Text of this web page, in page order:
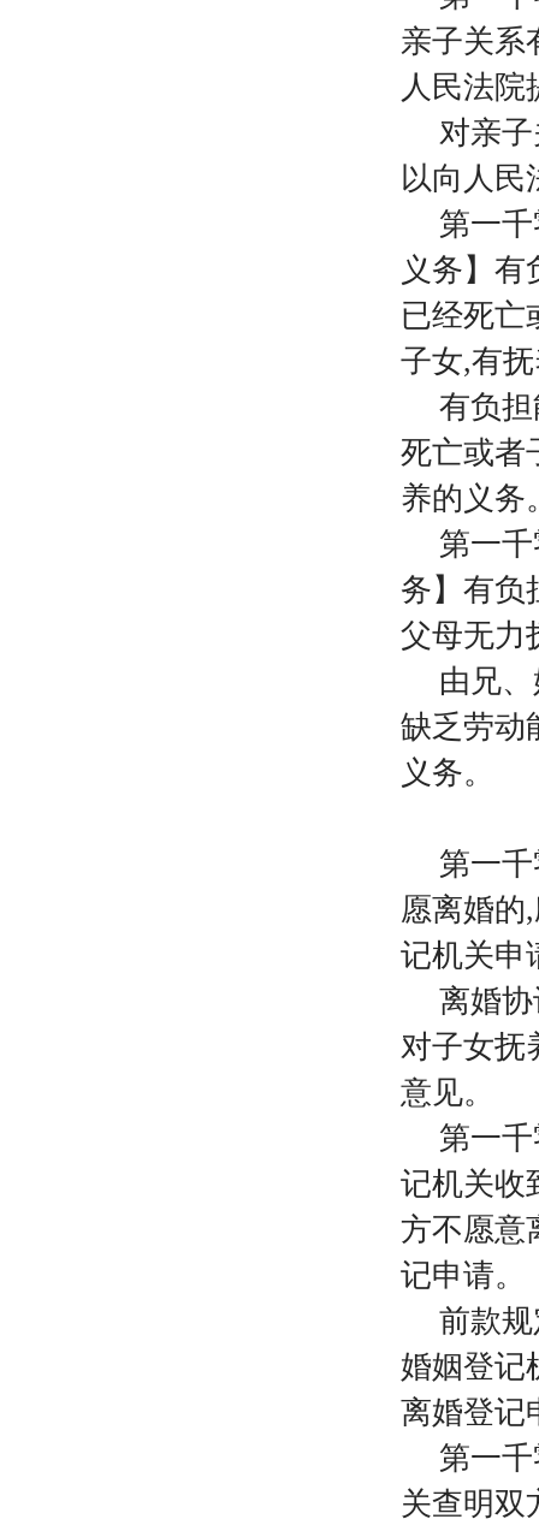
亲子关系
人民法院
对亲
以向人民
第一
义务】
已经死亡
子女,有
有负
死亡或者
养的义务
第一
务】有负
父母无力
由兄
缺乏劳动
义务。
第一
愿离婚的
记机关申
离婚
对子女抚
意见。
第一
记机关收
方不愿意
记申请。
前款
婚姻登记
离婚登记
第一
关查明双